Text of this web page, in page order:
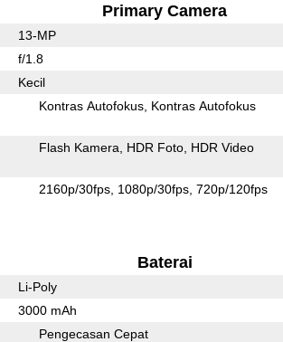
Primary Camera
13-MP
f/1.8
Kecil
Kontras Autofokus Kontras Autofokus
Flash Kamera HDR Foto HDR Video
2160p/30fps 1080p/30fps 720p/120fps
Baterai
Li-Poly
3000 mAh
Pengecasan Cepat